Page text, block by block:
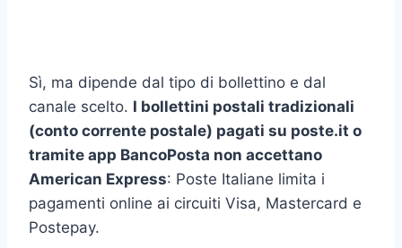
Sì, ma dipende dal tipo di bollettino e dal
canale scelto. I bollettini postali tradizionali
(conto corrente postale) pagati su poste.it o
tramite app BancoPosta non accettano
American Express: Poste Italiane limita i
pagamenti online ai circuiti Visa, Mastercard e
Postepay.